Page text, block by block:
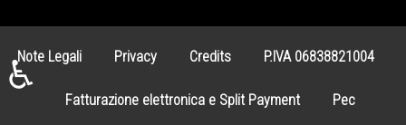
Note Legali Privacy Credits P.IVA 06838821004
Fatturazione elettronica e Split Payment Pec